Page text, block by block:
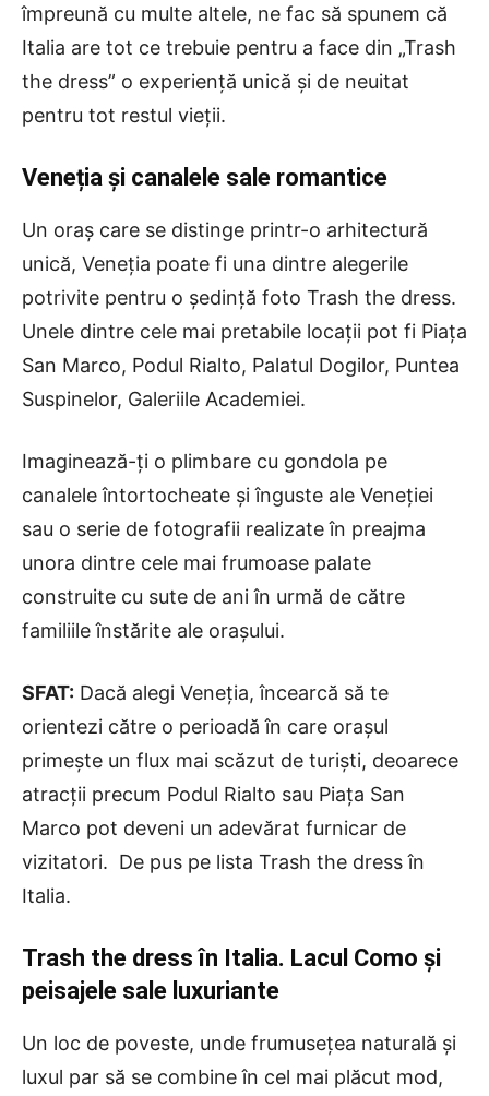
împreună cu multe altele, ne fac să spunem că
Italia are tot ce trebuie pentru a face din „Trash
the dress” o experiență unică și de neuitat
pentru tot restul vieții.
Veneția și canalele sale romantice
Un oraș care se distinge printr-o arhitectură
unică, Veneția poate fi una dintre alegerile
potrivite pentru o ședință foto Trash the dress.
Unele dintre cele mai pretabile locații pot fi Piața
San Marco, Podul Rialto, Palatul Dogilor, Puntea
Suspinelor, Galeriile Academiei.
Imaginează-ți o plimbare cu gondola pe
canalele întortocheate și înguste ale Veneției
sau o serie de fotografii realizate în preajma
unora dintre cele mai frumoase palate
construite cu sute de ani în urmă de către
familiile înstărite ale orașului.
SFAT: Dacă alegi Veneția, încearcă să te
orientezi către o perioadă în care orașul
primește un flux mai scăzut de turiști, deoarece
atracții precum Podul Rialto sau Piața San
Marco pot deveni un adevărat furnicar de
vizitatori. De pus pe lista Trash the dress în
Italia.
Trash the dress în Italia. Lacul Como și
peisajele sale luxuriante
Un loc de poveste, unde frumusețea naturală și
luxul par să se combine în cel mai plăcut mod,